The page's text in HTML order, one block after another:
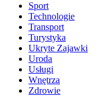
Sport
Technologie
Transport
Turystyka
Ukryte Zajawki
Uroda
Usługi
Wnętrza
Zdrowie